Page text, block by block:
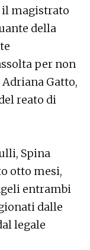
il magistrato
della
per non
Gatto,
reato di
Spina
otto mesi,
entrambi
dalle
legale